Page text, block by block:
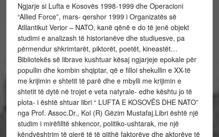
Ngjarje si Lufta e Kosovës 1998-1999 dhe Operacioni
“Allied Force”, mars- qershor 1999 i Organizatës së
Atllantikut Verior – NATO, kanë qënë e do të jenë objekt
studimi e analizash të historianëve dhe studiuesve, pa
përmendur shkrimtarët, piktorët, poetët, kineastët…
Bibliotekës së librave kushtuar kësaj ngjarjeje epokale për
popullin dhe kombin shqiptar, që e filloi shekullin e XX-të
me krijimin e shtetit të parë dhe e mbylli me krijimin e
shtetit të dytë në trojet e veta natyrale- edhe kështu jo të
plota- i është shtuar libri “ LUFTA E KOSOVËS DHE NATO”
nga Prof. Assoc.Dr., Kol (R) Gëzim Mustafaj.Libri është një
studim i mirëfilltë shkencor, politiko-ushtarak, me një
këndvështrim të gjerë të të gjithë faktorëve dhe aktorëve të